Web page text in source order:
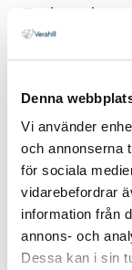
Denna
Vi använder
och annonserna
för sociala
vidarebefordrar
information från
annons- och
Dessa kan i sin
nära kontakt
sidan även att
Det är en svår